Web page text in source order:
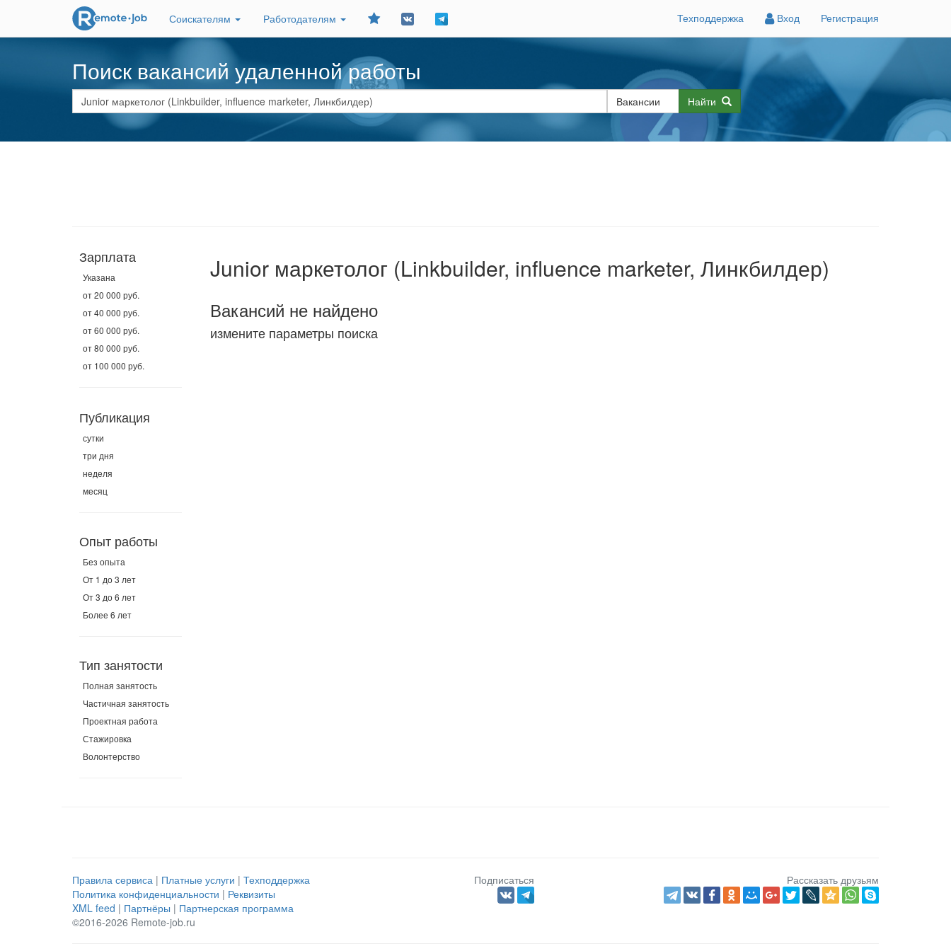
Соискателям Работодателям
Добавить
Техподдержка Вход Регистрация
Поиск вакансий удаленной работы
Найти
Зарплата
Указана
от 20 000 руб.
от 40 000 руб.
от 60 000 руб.
от 80 000 руб.
от 100 000 руб.
Публикация
сутки
три дня
неделя
месяц
Опыт работы
Без опыта
От 1 до 3 лет
От 3 до 6 лет
Более 6 лет
Тип занятости
Полная занятость
Частичная занятость
Проектная работа
Стажировка
Волонтерство
Junior маркетолог (Linkbuilder, influence marketer, Линкбилдер)
Вакансий не найдено
измените параметры поиска
Правила сервиса | Платные услуги | Техподдержка
Политика конфиденциальности | Реквизиты
XML feed | Партнёры | Партнерская программа
©2016-2026 Remote-job.ru
Подписаться Рассказать друзьям